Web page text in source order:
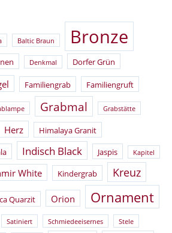
Baltic Braun Bronze
Denkmal Dorfer Grün
Familiengrab Familiengruft
Grabmal Grabstätte
Herz Himalaya Granit
Indisch Black Jaspis Kapitel
White Kindergrab Kreuz
Quarzit Orion Ornament
Satiniert Schmiedeeisernes Stele